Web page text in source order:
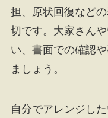
担、原状回復など
切です。大家さん
い、書面での確認
ましょう。
自分でアレンジし